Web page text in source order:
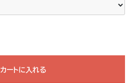
カートに入れる